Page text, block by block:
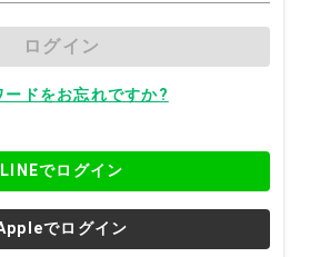
ログイン
ードをお忘れですか?
LINEでログイン
でログイン